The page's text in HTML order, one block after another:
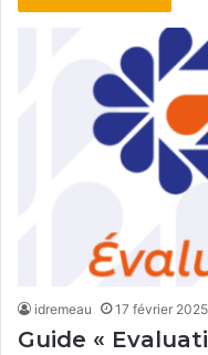
idremeau 17 février 2025
Guide «